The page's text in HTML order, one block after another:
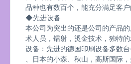
品种也有数百个，能充分满足客户
◆先进设备
本公司为突出的还是公司的产品
术人员，镭射，烫金技术，独特
设备：先进的德国印刷设备多数
、日本的小森、秋山，高斯国际